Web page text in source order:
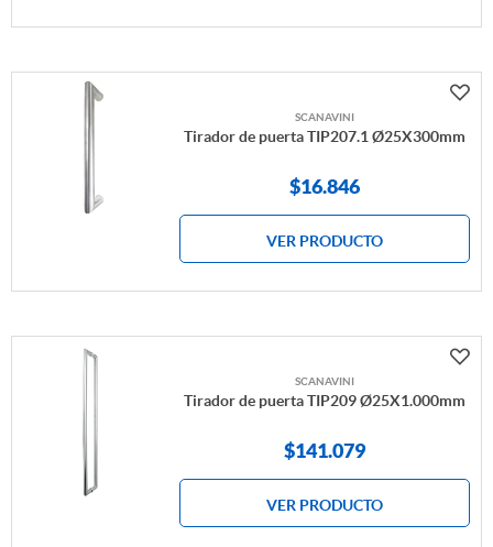
SCANAVINI
Tirador de puerta TIP207.1 Ø25X300mm
$16.846
VER PRODUCTO
SCANAVINI
Tirador de puerta TIP209 Ø25X1.000mm
$141.079
VER PRODUCTO